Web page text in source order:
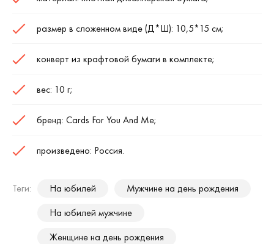
размер в сложенном виде (Д*Ш): 10,5*15 см;
конверт из крафтовой бумаги в комплекте;
вес: 10 г;
бренд: Cards For You And Me;
произведено: Россия.
Теги: На юбилей
Мужчине на день рождения
На юбилей мужчине
Женщине на день рождения